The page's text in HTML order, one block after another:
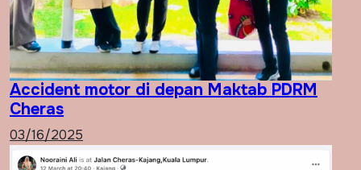
Accident motor di depan Maktab PDRM
Cheras
03/16/2025